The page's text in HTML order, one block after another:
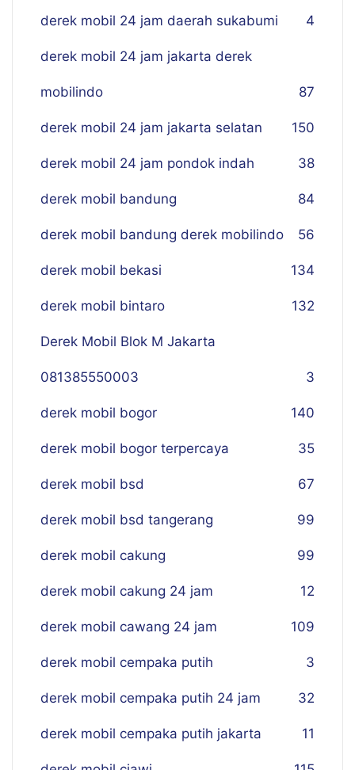
derek mobil 24 jam daerah sukabumi 4
derek mobil 24 jam jakarta derek
mobilindo 87
derek mobil 24 jam jakarta selatan 150
derek mobil 24 jam pondok indah 38
derek mobil bandung 84
derek mobil bandung derek mobilindo 56
derek mobil bekasi 134
derek mobil bintaro 132
Derek Mobil Blok M Jakarta
081385550003 3
derek mobil bogor 140
derek mobil bogor terpercaya 35
derek mobil bsd 67
derek mobil bsd tangerang 99
derek mobil cakung 99
derek mobil cakung 24 jam 12
derek mobil cawang 24 jam 109
derek mobil cempaka putih 3
derek mobil cempaka putih 24 jam 32
derek mobil cempaka putih jakarta 11